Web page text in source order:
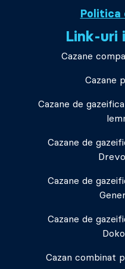
Politica
Link-uri
Cazane
Cazane
Cazane de
Cazane de
Cazane de
Cazane de
Cazan combinat